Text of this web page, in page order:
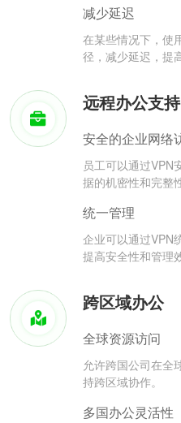
减少延迟
在某些情况下，使
径，减少延迟，提
远程办公支持
安全的企业网络
员工可以通过VPN
据的机密性和完整
统一管理
企业可以通过VPN
提高安全性和管理
跨区域办公
全球资源访问
允许跨国公司在全
持跨区域协作。
多国办公灵活性